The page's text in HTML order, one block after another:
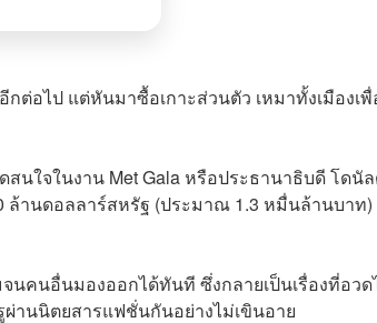
ต่อไป แต่หันมาซื้อเกาะส่วนตัว เหมาทั้งเมืองเ
สนใจในงาน Met Gala หรือประธานาธิบดี โดนั
ล้านดอลลาร์สหรัฐ (ประมาณ 1.3 หมื่นล้านบาท)
นคนอื่นมองออกได้ทันที ซึ่งกลายเป็นเรื่องที่อวด
านนิตยสารแฟชั่นกันอย่างไม่เขินอาย